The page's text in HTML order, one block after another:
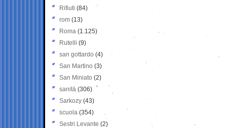
Rifiuti (84)
rom (13)
Roma (1.125)
Rutelli (9)
san gottardo (4)
San Martino (3)
San Miniato (2)
sanità (306)
Sarkozy (43)
scuola (354)
Sestri Levante (2)